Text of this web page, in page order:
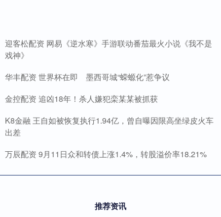
迎客松配资 网易《逆水寒》手游联动番茄最火小说《我不是
戏神》
华丰配资 世界杯在即 墨西哥城“蝾螈化”惹争议
金控配资 追凶18年！杀人嫌犯栾某某被抓获
K8金融 王自如被恢复执行1.94亿，曾自曝因限高坐绿皮火车
出差
万辰配资 9月11日众和转债上涨1.4%，转股溢价率18.21%
推荐资讯